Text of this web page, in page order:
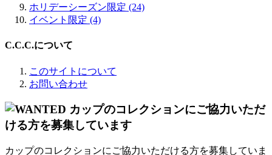
ホリデーシーズン限定 (24)
イベント限定 (4)
C.C.C.について
このサイトについて
お問い合わせ
カップのコレクションにご協力いただける方を募集していま